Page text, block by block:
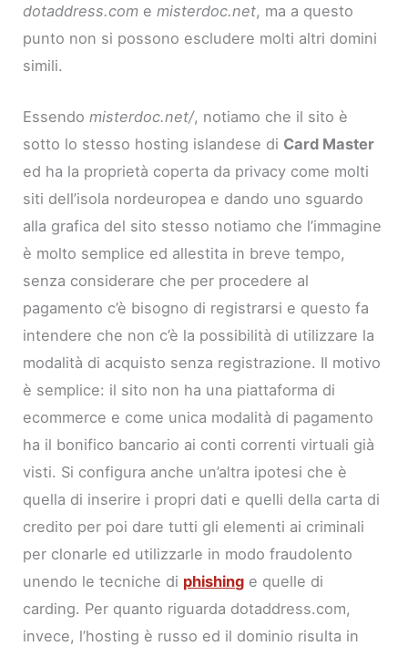
dotaddress.com emisterdoc.net, ma a questo
punto non si possono escludere molti altri domini
simili.
Essendomisterdoc.net/, notiamo che il sito è
sotto lo stesso hosting islandese di Card Master
ed ha la proprietà coperta da privacy come molti
siti dell’isola nordeuropea e dando uno sguardo
alla grafica del sito stesso notiamo che l’immagine
è molto semplice ed allestita in breve tempo,
senza considerare che per procedere al
pagamento c’è bisogno di registrarsi e questo fa
intendere che non c’è la possibilità di utilizzare la
modalità di acquisto senza registrazione. Il motivo
è semplice: il sito non ha una piattaforma di
ecommerce e come unica modalità di pagamento
ha il bonifico bancario ai conti correnti virtuali già
visti. Si configura anche un’altra ipotesi che è
quella di inserire i propri dati e quelli della carta di
credito per poi dare tutti gli elementi ai criminali
per clonarle ed utilizzarle in modo fraudolento
unendo le tecniche di phishing e quelle di
carding. Per quanto riguarda dotaddress.com,
invece, l’hosting è russo ed il dominio risulta in